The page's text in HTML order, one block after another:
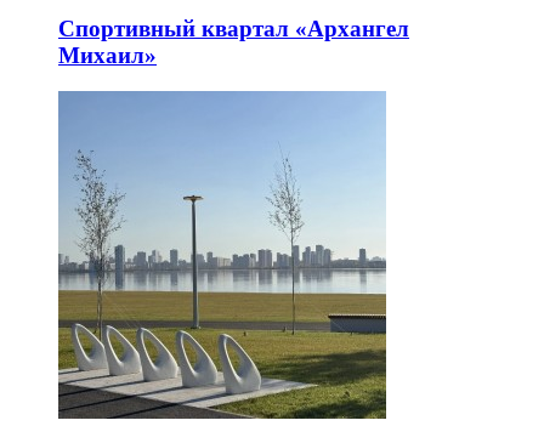
Спортивный квартал «Архангел
Михаил»